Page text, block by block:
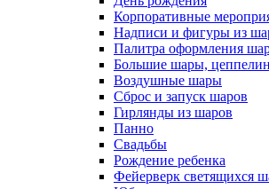
Корпоративные
Надписи и фигуры из
Палитра оформления
Большие шары,
Воздушные шары
Сброс и запуск шаров
Гирлянды из шаров
Панно
Свадьбы
Рождение ребенка
Фейерверк светящихся